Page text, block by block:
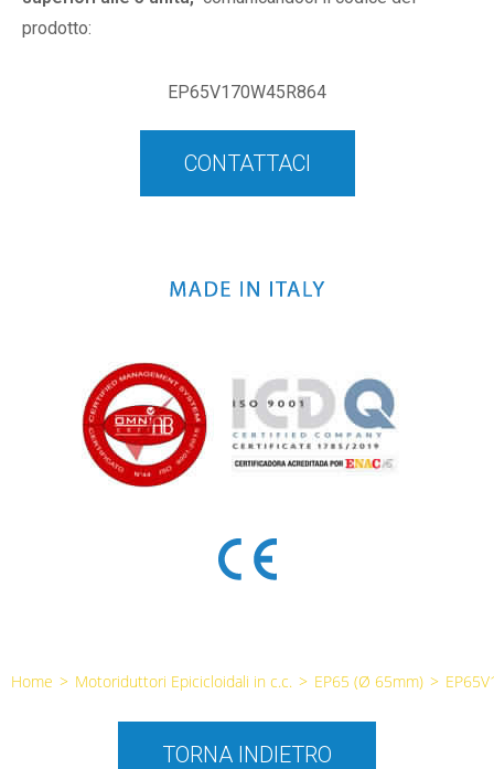
prodotto:
EP65V170W45R864
CONTATTACI
Home > Motoriduttori Epicicloidali in c.c. > EP65 (Ø 65mm) >
TORNA INDIETRO